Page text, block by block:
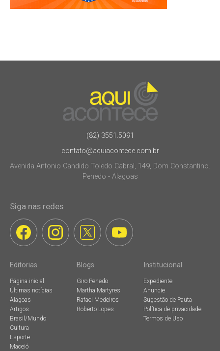
(82) 3551.5091
contato@aquiacontece.com.br
Avenida Antonio Candido Toledo Cabral, 149, Dom Constantino.
Penedo - Alagoas
Siga nas redes
Editorias
Página inicial
Últimas notícias
Alagoas
Artigos
Brasil/Mundo
Cultura
Esporte
Maceió
Blogs
Giro Penedo
Martha Martyres
Rafael Medeiros
Roberto Lopes
Institucional
Expediente
Anuncie
Sugestão de Pauta
Política de privacidade
Termos de Uso